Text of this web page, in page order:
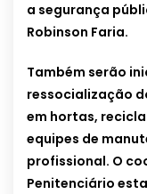
a segurança
Robinson Faria.
Também serão
ressocialização
em hortas,
equipes de
profissional. O
Penitenciário